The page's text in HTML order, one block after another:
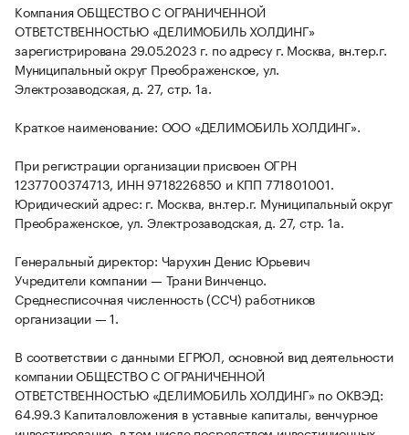
Компания ОБЩЕСТВО С ОГРАНИЧЕННОЙ
ОТВЕТСТВЕННОСТЬЮ «ДЕЛИМОБИЛЬ ХОЛДИНГ»
зарегистрирована 29.05.2023 г. по адресу г. Москва, вн.тер.г.
Муниципальный округ Преображенское, ул.
Электрозаводская, д. 27, стр. 1а.
Краткое наименование: ООО «ДЕЛИМОБИЛЬ ХОЛДИНГ».
При регистрации организации присвоен ОГРН
1237700374713, ИНН 9718226850 и КПП 771801001.
Юридический адрес: г. Москва, вн.тер.г. Муниципальный округ
Преображенское, ул. Электрозаводская, д. 27, стр. 1а.
Генеральный директор: Чарухин Денис Юрьевич
Учредители компании — Трани Винченцо.
Среднесписочная численность (ССЧ) работников
организации — 1.
В соответствии с данными ЕГРЮЛ, основной вид деятельности
компании ОБЩЕСТВО С ОГРАНИЧЕННОЙ
ОТВЕТСТВЕННОСТЬЮ «ДЕЛИМОБИЛЬ ХОЛДИНГ» по ОКВЭД:
64.99.3 Капиталовложения в уставные капиталы, венчурное